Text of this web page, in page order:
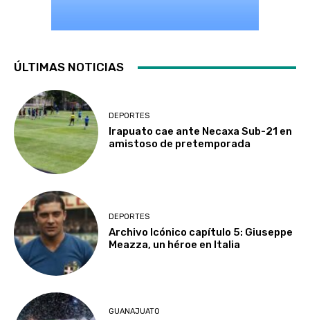
ÚLTIMAS NOTICIAS
DEPORTES
Irapuato cae ante Necaxa Sub-21 en
amistoso de pretemporada
DEPORTES
Archivo Icónico capítulo 5: Giuseppe
Meazza, un héroe en Italia
GUANAJUATO